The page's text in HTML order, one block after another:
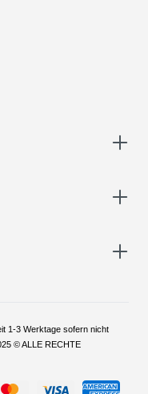
1-3 Werktage sofern nicht
© ALLE RECHTE